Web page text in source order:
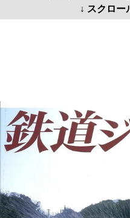
↓ スクロー